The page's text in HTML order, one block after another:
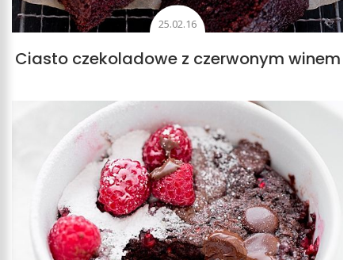
25.02.16
Ciasto czekoladowe z czerwonym winem